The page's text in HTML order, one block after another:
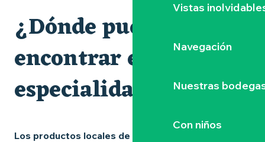
Vistas
Navegación
Nuestras
Con niños
¿Dónde puede
encontrar estas
especialidades?
Los productos locales de la Vignoble Nantais#